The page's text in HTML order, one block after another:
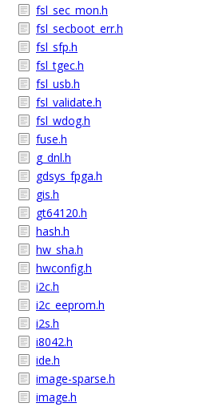
fsl_sec_mon.h
fsl_secboot_err.h
fsl_sfp.h
fsl_tgec.h
fsl_usb.h
fsl_validate.h
fsl_wdog.h
fuse.h
g_dnl.h
gdsys_fpga.h
gis.h
gt64120.h
hash.h
hw_sha.h
hwconfig.h
i2c.h
i2c_eeprom.h
i2s.h
i8042.h
ide.h
image-sparse.h
image.h